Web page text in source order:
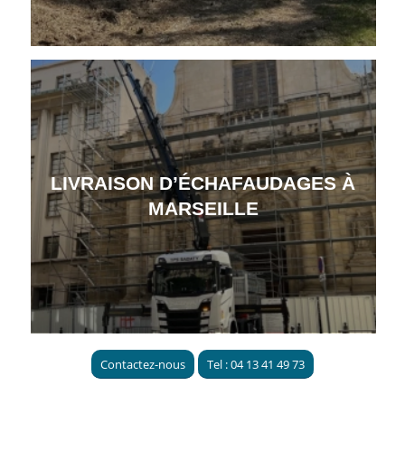
LIVRAISON D’ÉCHAFAUDAGES À
MARSEILLE
Contactez-nous Tel : 04 13 41 49 73